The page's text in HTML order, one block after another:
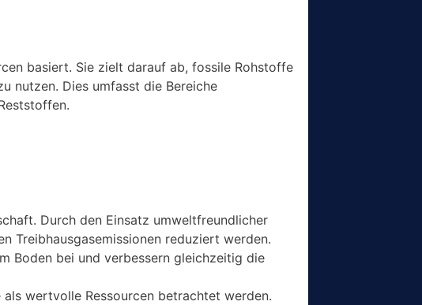
basiert. Sie zielt darauf ab, fossile Rohstoffe
nutzen. Dies umfasst die Bereiche
Durch den Einsatz umweltfreundlicher
Treibhausgasemissionen reduziert werden.
Boden bei und verbessern gleichzeitig die
wertvolle Ressourcen betrachtet werden.